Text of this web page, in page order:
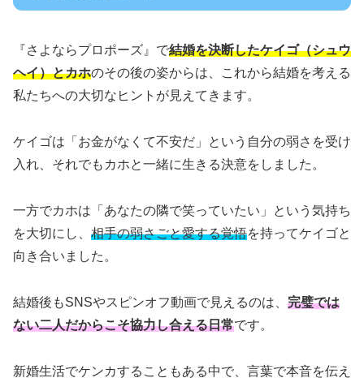
『さよならプロポーズ』で結婚を決断したケイゴ（シュウ
ヘイ）とカホのその後の姿からは、これから結婚を考える
私たちへの大切なヒントが見えてきます。
ケイゴは「お金がなくて不安だ」という自分の弱さを受け
入れ、それでもカホと一緒に生きる決意をしました。
一方でカホは「あなたの隣で笑っていたい」という気持ち
を大切にし、 相手の弱さごと愛する覚悟を持ってケイゴと
向き合いました。
結婚後もSNSやスピンオフ動画で見えるのは、 完璧では
ない二人だからこそ協力し合える日常です。
新婚生活でケンカすることもある中で、言葉で本音を伝え